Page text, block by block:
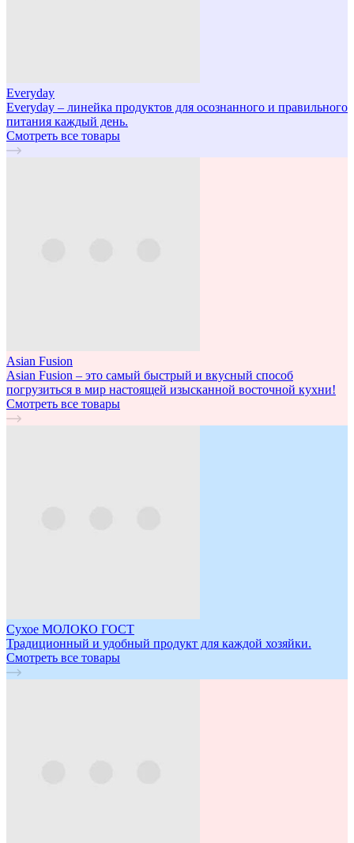
Everyday
Everyday – линейка продуктов для осознанного и правильного
питания каждый день.
Смотреть все товары
Asian Fusion
Asian Fusion – это самый быстрый и вкусный способ
погрузиться в мир настоящей изысканной восточной кухни!
Смотреть все товары
Сухое МОЛОКО ГОСТ
Традиционный и удобный продукт для каждой хозяйки.
Смотреть все товары